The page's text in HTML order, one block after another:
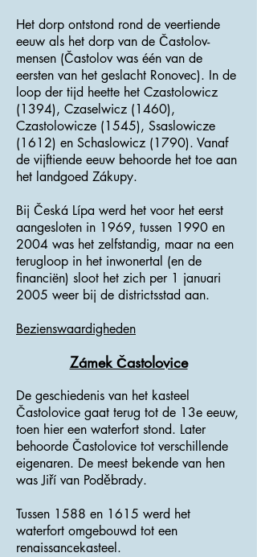
Het dorp ontstond rond de veertiende
eeuw als het dorp van de Častolov-
mensen (Častolov was één van de
eersten van het geslacht Ronovec). In de
loop der tijd heette het Czastolowicz
(1394), Czaselwicz (1460),
Czastolowicze (1545), Ssaslowicze
(1612) en Schaslowicz (1790). Vanaf
de vijftiende eeuw behoorde het toe aan
het landgoed Zákupy.
Bij Česká Lípa werd het voor het eerst
aangesloten in 1969, tussen 1990 en
2004 was het zelfstandig, maar na een
terugloop in het inwonertal (en de
financiën) sloot het zich per 1 januari
2005 weer bij de districtsstad aan.
Bezienswaardigheden
Zámek Častolovice
De geschiedenis van het kasteel
Častolovice gaat terug tot de 13e eeuw,
toen hier een waterfort stond. Later
behoorde Častolovice tot verschillende
eigenaren. De meest bekende van hen
was Jiří van Poděbrady.
Tussen 1588 en 1615 werd het
waterfort omgebouwd tot een
renaissancekasteel.